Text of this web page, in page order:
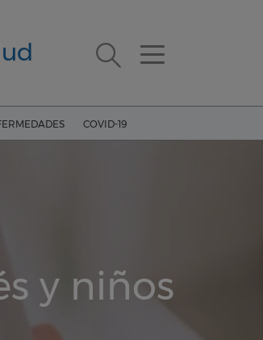
COVID-19
y niños